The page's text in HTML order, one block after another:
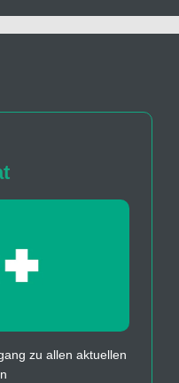
zu allen aktuellen